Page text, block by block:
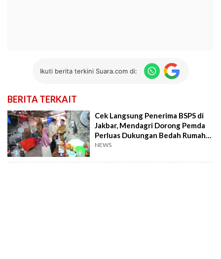
Ikuti berita terkini Suara.com di:
BERITA TERKAIT
Cek Langsung Penerima BSPS di
Jakbar, Mendagri Dorong Pemda
Perluas Dukungan Bedah Rumah
lewat APBD
NEWS